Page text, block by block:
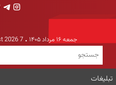
جمعه ۱۶ مرداد ۱۴۰۵ 7 August 2026
تبلیغات